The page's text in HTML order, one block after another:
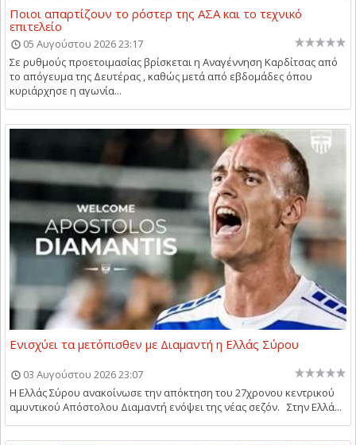
Ποιοι απαρτίζουν το ρόστερ της ΑΣΑ και το τεχνικό
επιτελείο
05 Αυγούστου 2026 23:17
Σε ρυθμούς προετοιμασίας βρίσκεται η Αναγέννηση Καρδίτσας από
το απόγευμα της Δευτέρας , καθώς μετά από εβδομάδες όπου
κυριάρχησε η αγωνία...
Ενισχύει τα μετόπισθεν με Διαμαντή η Ελλάς Σύρου
03 Αυγούστου 2026 23:07
Η Ελλάς Σύρου ανακοίνωσε την απόκτηση του 27χρονου κεντρικού
αμυντικού Απόστολου Διαμαντή ενόψει της νέας σεζόν. Στην Ελλά...